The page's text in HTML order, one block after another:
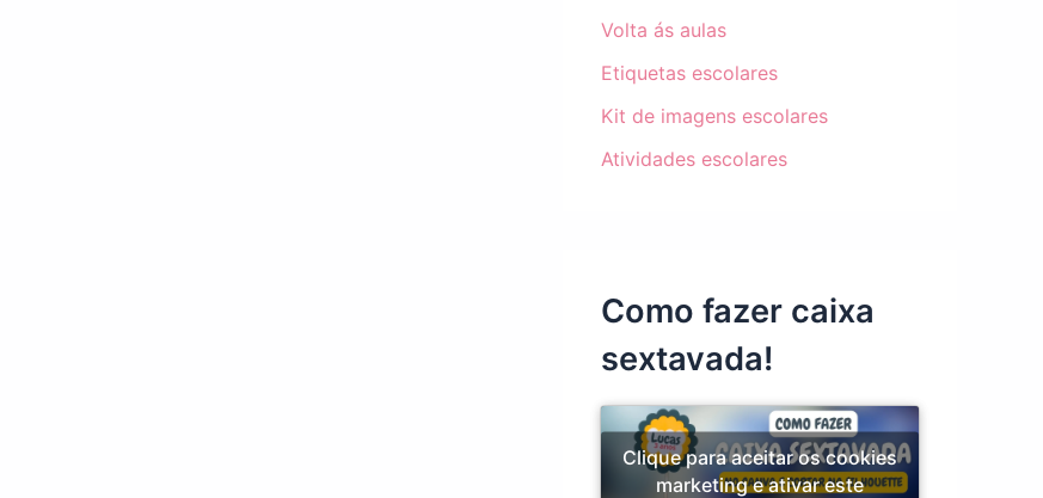
Volta ás aulas
Etiquetas escolares
Kit de imagens escolares
Atividades escolares
Como fazer caixa
sextavada!
Clique para aceitar os cookies
marketing e ativar este